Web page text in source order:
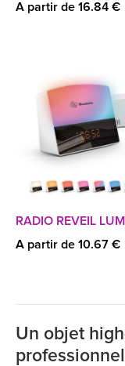
A partir de 16.84 €
RADIO REVEIL
A partir de 10.67 €
Un objet
professionnel